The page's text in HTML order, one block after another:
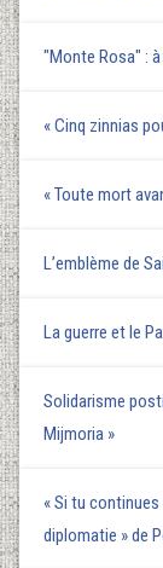
"Monte Rosa" :
« Cinq zinnias
« Toute mort
L’emblème de
La guerre et le
Solidarisme
Mijmoria »
« Si tu continues
diplomatie » de